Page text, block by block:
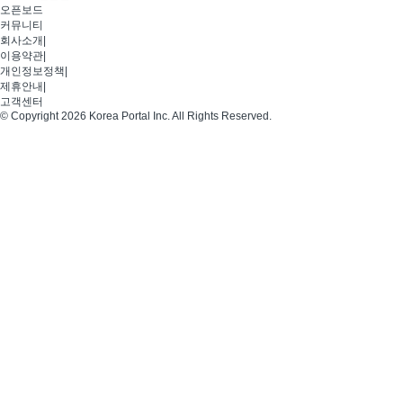
오픈보드
커뮤니티
회사소개
이용약관
개인정보정책
제휴안내
고객센터
© Copyright 2026 Korea Portal Inc. All Rights Reserved.